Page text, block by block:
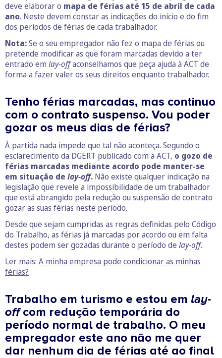
deve elaborar o mapa de férias até 15 de abril de cada
ano. Neste devem constar as indicações do início e do fim
dos períodos de férias de cada trabalhador.
Nota:Se o seu empregador não fez o mapa de férias ou
pretende modificar as que foram marcadas devido a ter
entrado em lay-offaconselhamos que peça ajuda à ACT de
forma a fazer valer os seus direitos enquanto trabalhador.
Tenho férias marcadas, mas continuo
com o contrato suspenso. Vou poder
gozar os meus dias de férias?
À partida nada impede que tal não aconteça. Segundo o
esclarecimento da DGERT publicado com a ACT, o gozo de
férias marcadas mediante acordo pode manter-se
em situação de lay-off. Não existe qualquer indicação na
legislação que revele a impossibilidade de um trabalhador
que está abrangido pela redução ou suspensão de contrato
gozar as suas férias neste período.
Desde que sejam cumpridas as regras definidas pelo Código
do Trabalho, as férias já marcadas por acordo ou em falta
destes podem ser gozadas durante o período de lay-off.
Ler mais: A minha empresa pode condicionar as minhas
férias?
Trabalho em turismo e estou em lay-
offcom redução temporária do
período normal de trabalho. O meu
empregador este ano não me quer
dar nenhum dia de férias até ao final